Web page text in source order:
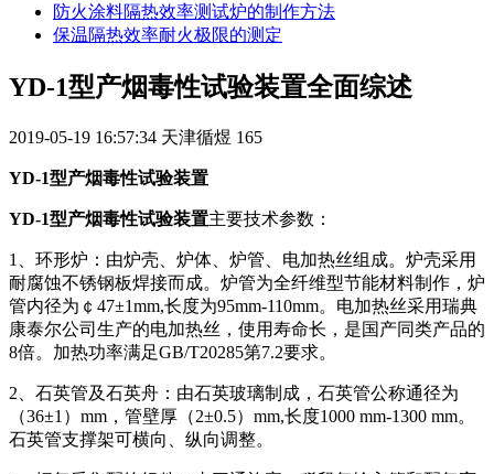
防火涂料隔热效率测试炉的制作方法
保温隔热效率耐火极限的测定
YD-1型产烟毒性试验装置全面综述
2019-05-19 16:57:34 天津循煜 165
YD-1型产烟毒性试验装置
YD-1型产烟毒性试验装置主要技术参数：
1、环形炉：由炉壳、炉体、炉管、电加热丝组成。炉壳采用
耐腐蚀不锈钢板焊接而成。炉管为全纤维型节能材料制作，炉
管内径为￠47±1mm,长度为95mm-110mm。电加热丝采用瑞典
康泰尔公司生产的电加热丝，使用寿命长，是国产同类产品的
8倍。加热功率满足GB/T20285第7.2要求。
2、石英管及石英舟：由石英玻璃制成，石英管公称通径为
（36±1）mm，管壁厚（2±0.5）mm,长度1000 mm-1300 mm。
石英管支撑架可横向、纵向调整。